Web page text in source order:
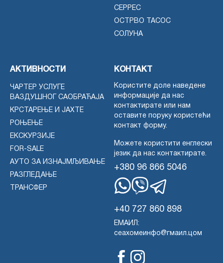
СЕРРЕС
ОСТРВО ТАСОС
СОЛУНА
АКТИВНОСТИ
ЧАРТЕР УСЛУГЕ
ВАЗДУШНОГ САОБРАЋАЈА
КРСТАРЕЊЕ И ЈАХТЕ
РОЊЕЊЕ
ЕКСКУРЗИЈЕ
FOR-SALE
АУТО ЗА ИЗНАЈМЉИВАЊЕ
РАЗГЛЕДАЊЕ
ТРАНСФЕР
КОНТАКТ
Користите доле наведене
информације да нас
контактирате или нам
оставите поруку користећи
контакт форму.
Можете користити енглески
језик да нас контактирате.
+380 96 866 5046
+40 727 860 898
ЕМАИЛ:
сеахомеинфо@гмаил.цом